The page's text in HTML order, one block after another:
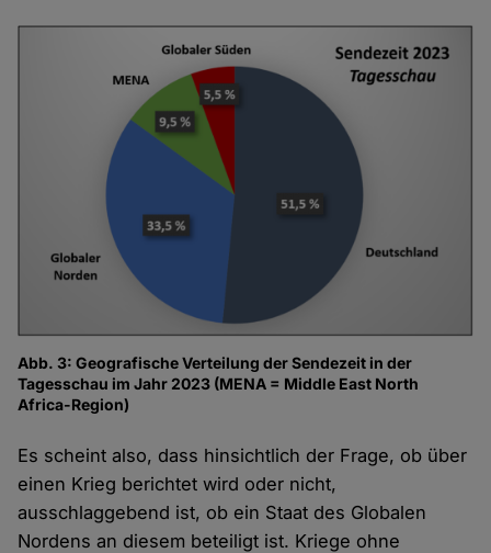
Abb. 3: Geografische Verteilung der Sendezeit in der
Tagesschau im Jahr 2023 (MENA = Middle East North
Africa-Region)
Es scheint also, dass hinsichtlich der Frage, ob über
einen Krieg berichtet wird oder nicht,
ausschlaggebend ist, ob ein Staat des Globalen
Nordens an diesem beteiligt ist. Kriege ohne